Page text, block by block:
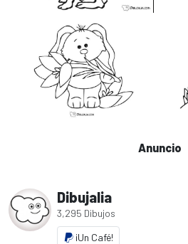
Anuncio
Dibujalia
3,295 Dibujos
¡Un Café!